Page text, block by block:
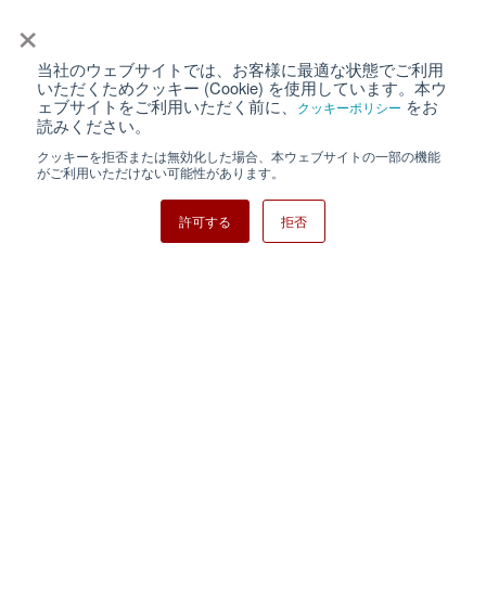
×
当社のウェブサイトでは、お客様に最適な状態でご利用
いただくためクッキー (Cookie) を使用しています。本ウ
ェブサイトをご利用いただく前に、
クッキーポリシー をお
読みください。
クッキーを拒否または無効化した場合、本ウェブサイトの一部の機能
がご利用いただけない可能性があります。
許可する 拒否
個人情報保護について ウェブサイト利用規約
クッキーポリシー
日清紡ホールディングス
Copyright ⓒ Nisshinbo Micro Devices Inc. All Rights Reserved.